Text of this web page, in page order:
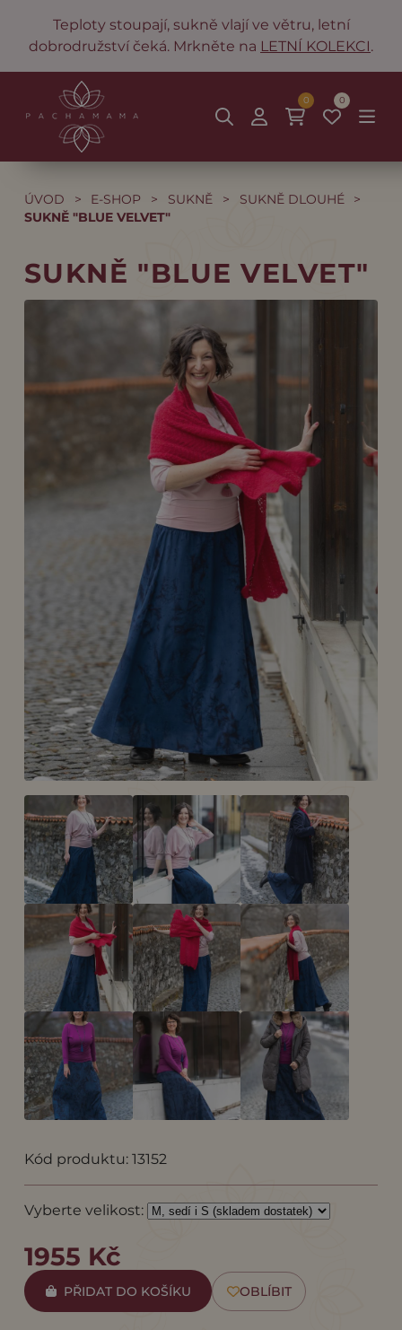
Teploty stoupají, sukně vlají ve větru, letní
dobrodružství čeká. Mrkněte na LETNÍ KOLEKCI.
0
0
ÚVOD > E-SHOP > SUKNĚ > SUKNĚ DLOUHÉ
>
SUKNĚ "BLUE VELVET"
SUKNĚ "BLUE VELVET"
Kód produktu: 13152
Vyberte velikost:
1955 Kč
PŘIDAT DO KOŠÍKU OBLÍBIT